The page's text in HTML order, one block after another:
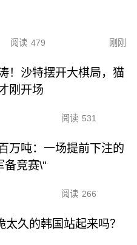
阅读 479 刚刚
！沙特摆开大棋局，猫
刚开场
阅读 531
万吨：一场提前下注的
备竞赛\"
阅读 266
久的韩国站起来吗？